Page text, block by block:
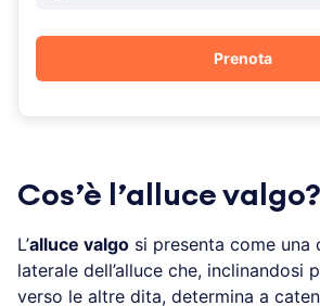
Cos’è l’alluce valgo?
L’alluce valgo si presenta come una
laterale dell’alluce che, inclinandosi
verso le altre dita, determina a